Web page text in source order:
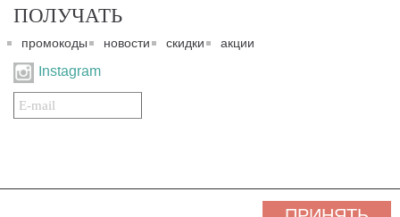
ПОЛУЧАТЬ
промокоды новости скидки акции
Instagram
Подписаться
на
собственностью "3 Карата ТМ" и охраняются Законом об авторском праве действующего